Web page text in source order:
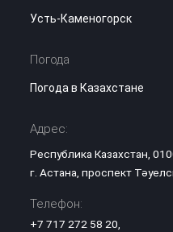
Усть-Каменогорск
Погода
Погода в Казахстане
Адрес:
Республика Казахстан,
г. Астана, проспект
Телефон:
+7 717 272 58 20